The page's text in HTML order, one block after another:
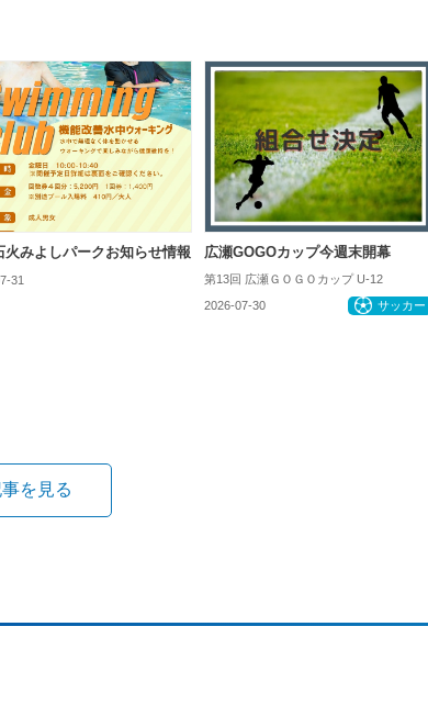
火みよしパークお知らせ情報
31
広瀬GOGOカップ今週末開幕
第13回 広瀬ＧＯＧＯカップ U-12
2026-07-30 サッカー
を見る